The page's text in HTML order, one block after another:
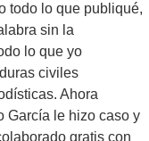
todo lo que publiqué,
sin la
lo que yo
civiles
Ahora
García le hizo caso y
gratis con